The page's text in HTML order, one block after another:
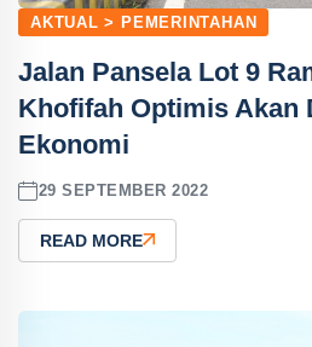
AKTUAL > PEMERINTAHAN
Jalan Pansela Lot 9
Khofifah Optimis Akan
Ekonomi
29 SEPTEMBER 2022
READ MORE